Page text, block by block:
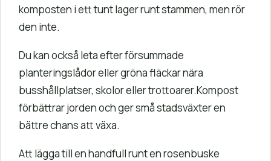
komposten i ett tunt lager runt stammen, men rör
den inte.
Du kan också leta efter försummade
planteringslådor eller gröna fläckar nära
busshållplatser, skolor eller trottoarer.Kompost
förbättrar jorden och ger små stadsväxter en
bättre chans att växa.
Att lägga till en handfull runt en rosenbuske